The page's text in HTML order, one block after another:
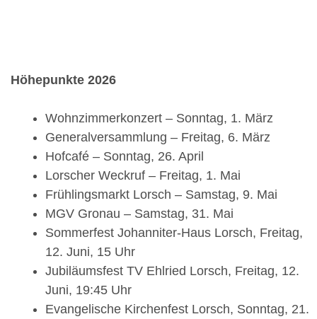
Höhepunkte 2026
Wohnzimmerkonzert – Sonntag, 1. März
Generalversammlung – Freitag, 6. März
Hofcafé – Sonntag, 26. April
Lorscher Weckruf – Freitag, 1. Mai
Frühlingsmarkt Lorsch – Samstag, 9. Mai
MGV Gronau – Samstag, 31. Mai
Sommerfest Johanniter-Haus Lorsch, Freitag,
12. Juni, 15 Uhr
Jubiläumsfest TV Ehlried Lorsch, Freitag, 12.
Juni, 19:45 Uhr
Evangelische Kirchenfest Lorsch, Sonntag, 21.